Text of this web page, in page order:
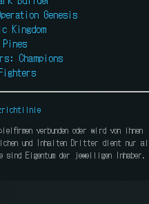
Genesis
Kingdom
Champions
verbunden oder wird von ihnen
und Inhalten Dritter dient nur
sind Eigentum der jeweiligen Inhaber.